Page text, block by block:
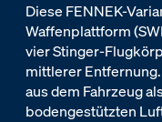
Diese FENNEK-
Waffenplattform
vier Stinger-
mittlerer
aus dem Fahrzeug
bodengestützten